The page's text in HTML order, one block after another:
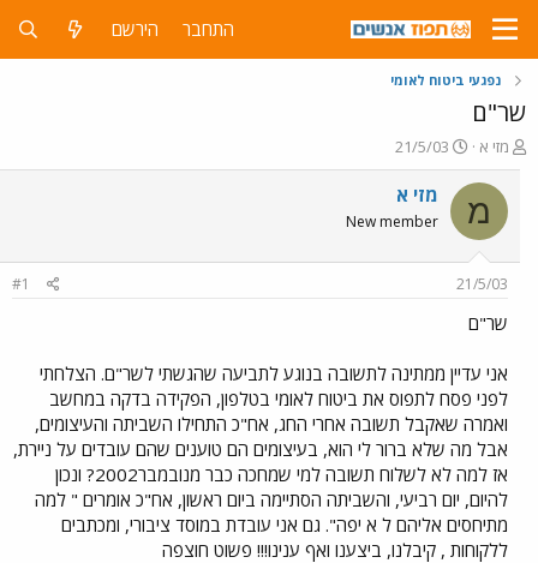
התחבר הירשם
נפגעי ביטוח לאומי
שר"ם
פ
ו
ת
ח
ה
ש
א
מזי א
פ
ו
21/5/03
מ מזי א
New member
21/5/03
#1
שר"ם
אני עדיין ממתינה לתשובה בנוגע לתביעה שהגשתי לשר"ם. הצלחתי
לפני פסח לתפוס את ביטוח לאומי בטלפון, הפקידה בדקה במחשב
ואמרה שאקבל תשובה אחרי החג, אח"כ התחילו השביתה והעיצומים,
אבל מה שלא ברור לי הוא, בעיצומים הם טוענים שהם עובדים על ניירת,
אז למה לא לשלוח תשובה למי שמחכה כבר מנובמבר2002? ונכון
להיום, יום רביעי, והשביתה הסתיימה ביום ראשון, אח"כ אומרים " למה
מתיחסים אליהם ל א יפה". גם אני עובדת במוסד ציבורי, ומכתבים
ללקוחות , קיבלנו, ביצענו ואף ענינו!!! פשוט חוצפה